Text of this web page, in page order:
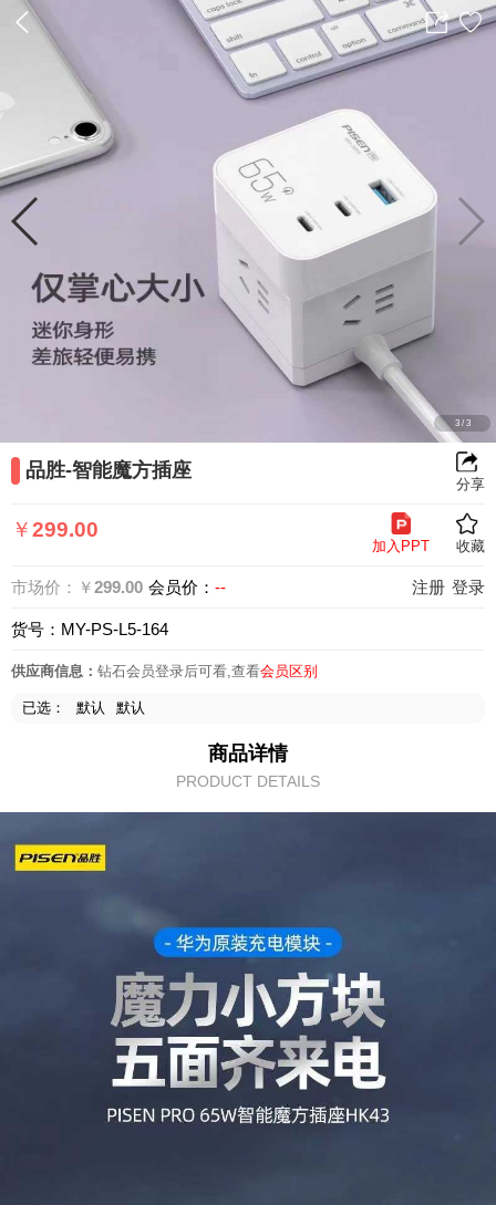
回 享
3/ 3
品胜-智能魔方插座
分享
￥299.00
加入PPT 收藏
市场价：￥299.00 会员价： -- 注册 登录
货号：MY-PS-L5-164
供应商信息： 钻石会员登录后可看,查看会员区别
已选： 默认 默认
商品详情
PRODUCT DETAILS